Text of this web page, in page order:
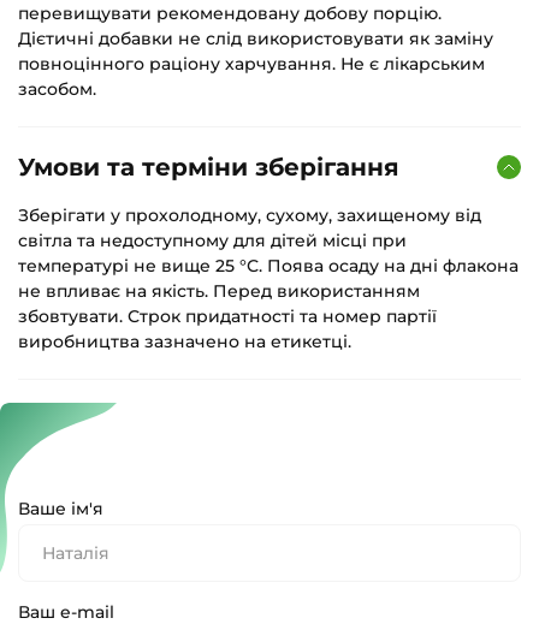
перевищувати рекомендовану добову порцію.
Дієтичні добавки не слід використовувати як заміну
повноцінного раціону харчування. Не є лікарським
засобом.
Умови та терміни зберігання
Зберігати у прохолодному, сухому, захищеному від
світла та недоступному для дітей місці при
температурі не вище 25 °С. Поява осаду на дні флакона
не впливає на якість. Перед використанням
збовтувати. Строк придатності та номер партії
виробництва зазначено на етикетці.
Ваше ім'я
Ваш e-mail